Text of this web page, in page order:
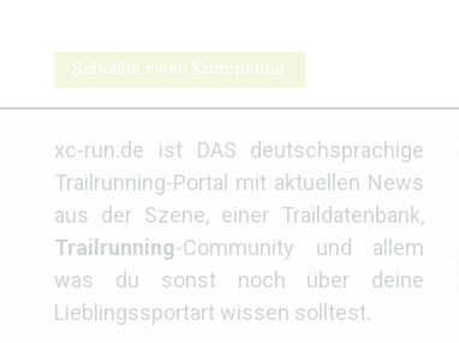
Schreibe einen Kommentar
xc-run.de ist DAS deutschsprachige
Trailrunning-Portal mit aktuellen News
aus der Szene, einer Traildatenbank,
Trailrunning-Community und allem
was du sonst noch über deine
Lieblingssportart wissen solltest.